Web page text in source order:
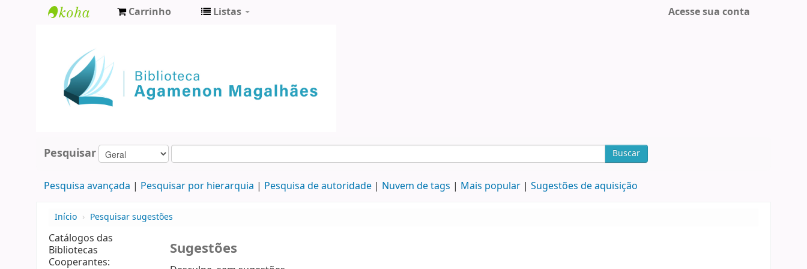
Agamenon
Magalhães
Carrinho Listas Acesse sua conta
Pesquisar Buscar
Pesquisa avançada Pesquisar por hierarquia Pesquisa de autoridade Nuvem de tags Mais popular Sugestões de aquisição
Início › Pesquisar sugestões
Catálogos das
Bibliotecas
Cooperantes:
Sugestões